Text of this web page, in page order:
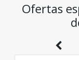
seleccionado
con descuentos
Ofertas